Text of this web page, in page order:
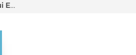
Les Cinq Blessures Qui Empechent D'etre Soi-meme